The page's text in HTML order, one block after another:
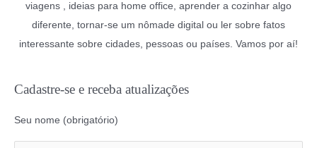
viagens , ideias para home office, aprender a cozinhar algo
diferente, tornar-se um nômade digital ou ler sobre fatos
interessante sobre cidades, pessoas ou países. Vamos por aí!
Cadastre-se e receba atualizações
Seu nome (obrigatório)